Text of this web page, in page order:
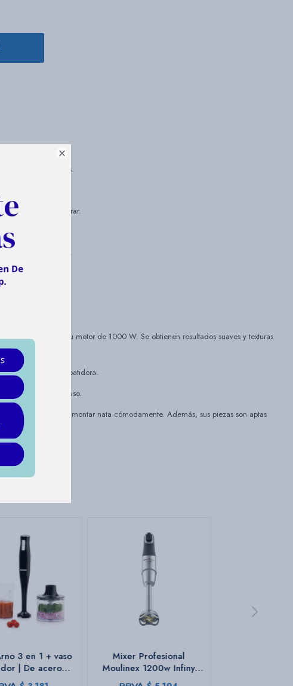

esfuerzo.
más duros.
podrás batir sin parar.
las manos mojadas.
Powelix y a su motor de 1000 W. Se obtienen resultados suaves y texturas
de parar la batidora.
comodidad de uso.
batir huevos o montar nata cómodamente. Además, sus piezas son aptas
3 en 1 + vaso
| De acero
| Color negro.
Mixer Profesional
Moulinex 1200w Infiny
Force Pro | 4 en 1